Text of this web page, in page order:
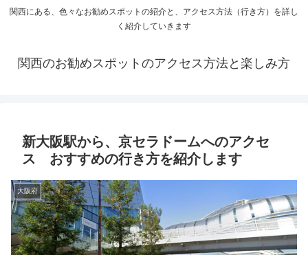
関西にある、色々なお勧めスポットの紹介と、アクセス方法（行き方）を詳し
く紹介していきます
関西のお勧めスポットのアクセス方法と楽しみ方
新大阪駅から、京セラドームへのアクセ
ス おすすめの行き方を紹介します
大阪府